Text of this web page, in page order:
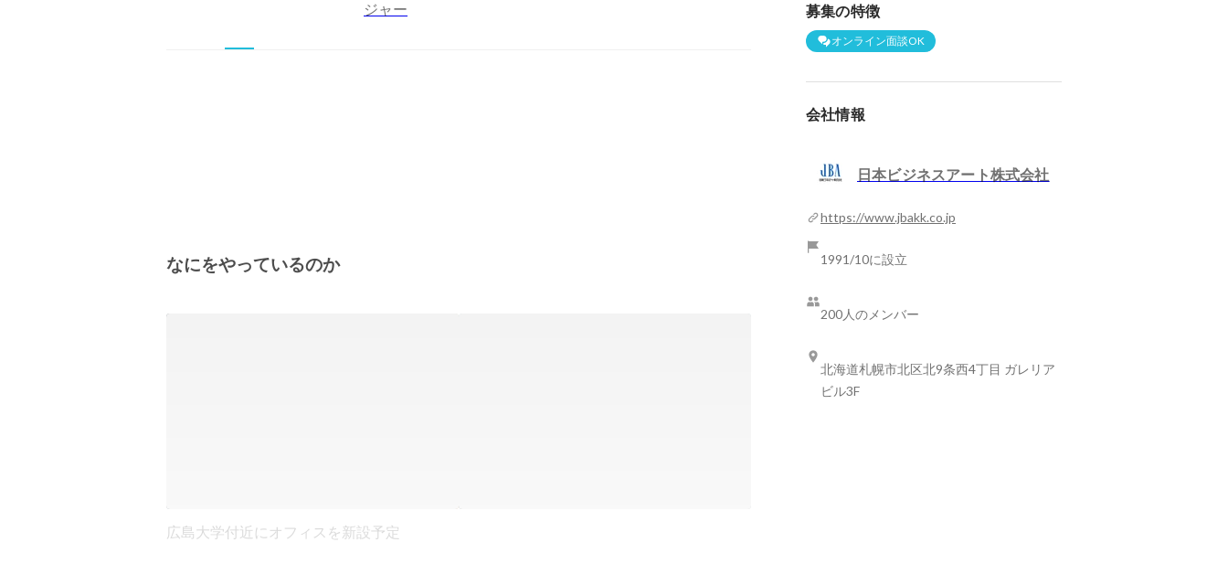
ジャー
なにをやっているのか
広島大学付近にオフィスを新設予定
募集の特徴
オンライン面談OK
会社情報
日本ビジネスアート株式会社
https://www.jbakk.co.jp
1991/10に設立
200人のメンバー
北海道札幌市北区北9条西4丁目 ガレリア
ビル3F